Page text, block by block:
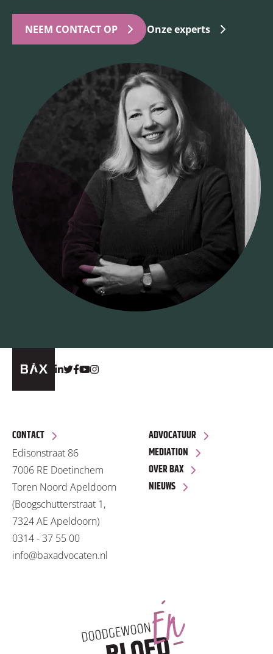
NEEM CONTACT OP Onze experts
CONTACT
Edisonstraat 86
7006 RE Doetinchem
Toren Noord Apeldoorn
(Boogschutterstraat 1,
7324 AE Apeldoorn)
0314 - 37 55 00
info@baxadvocaten.nl
ADVOCATUUR
MEDIATION
OVER BAX
NIEUWS